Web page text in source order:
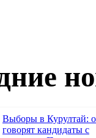
Выборы в Курултай:
говорят кандидаты с